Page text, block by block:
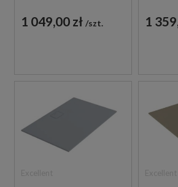
1 049,00 zł szt. 1